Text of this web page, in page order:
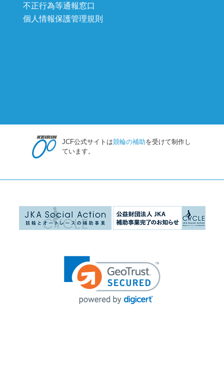
不正行為等通報窓口
個人情報保護管理規則
JCF公式サイトは競輪の補助を受けて制作し
ています。